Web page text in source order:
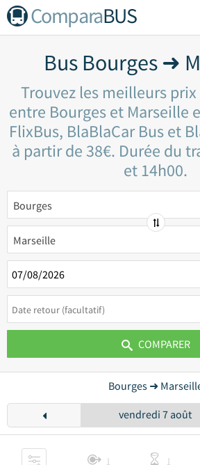
ComparaBUS
Bus Bourges ➜
Trouvez les meilleurs
entre Bourges et Marseille
FlixBus, BlaBlaCar Bus et
à partir de 38€. Durée du
et 14h00.
Bourges
Marseille
COMPARER
Bourges ➜
vendredi 7 août